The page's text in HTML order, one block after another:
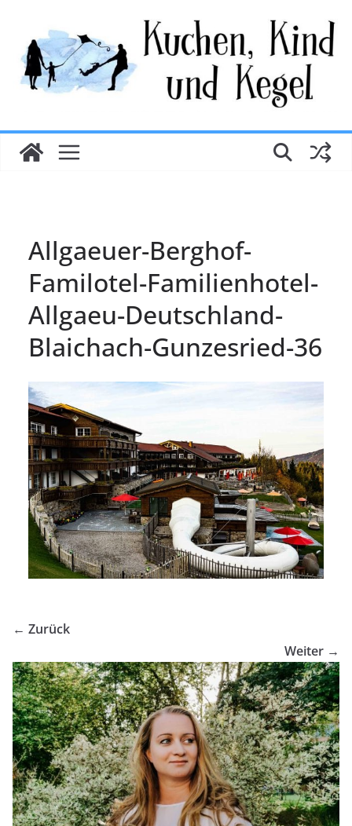
springen
Allgaeuer-Berghof-
Familotel-Familienhotel-
Allgaeu-Deutschland-
Blaichach-Gunzesried-36
← Zurück
Weiter →